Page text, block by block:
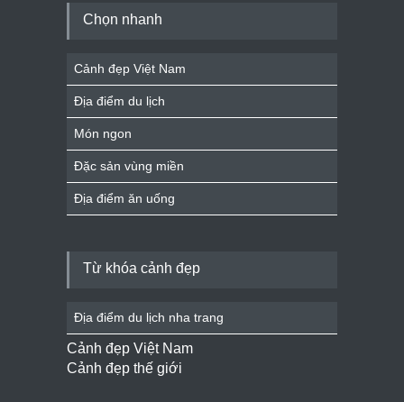
Chọn nhanh
Cảnh đẹp Việt Nam
Địa điểm du lịch
Món ngon
Đặc sản vùng miền
Địa điểm ăn uống
Từ khóa cảnh đẹp
Địa điểm du lịch nha trang
Cảnh đẹp Việt Nam
Cảnh đẹp thế giới